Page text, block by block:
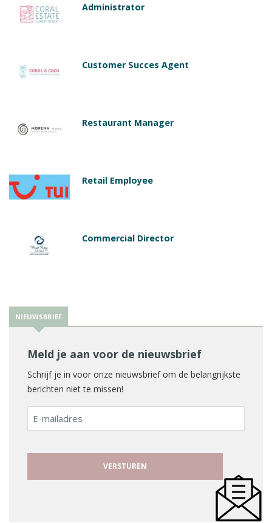
Administrator
Customer Succes Agent
Restaurant Manager
Retail Employee
Commercial Director
NIEUWSBRIEF
Meld je aan voor de nieuwsbrief
Schrijf je in voor onze nieuwsbrief om de belangrijkste
berichten niet te missen!
E-
mailadres